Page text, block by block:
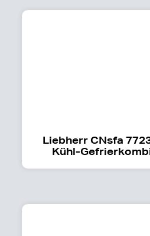
Liebherr CNsfa
Kühl-